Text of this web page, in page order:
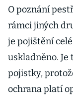
O poznání
rámci jiných
je pojištění
uskladněno.
pojistky,
ochrana platí